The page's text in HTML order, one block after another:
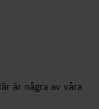
är några av våra